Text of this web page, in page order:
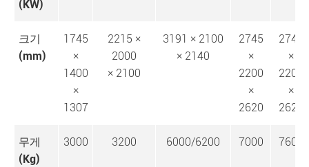
(KW)
크기
(mm)
1745
×
1400
×
1307
2215 ×
2000
× 2100
3191 × 2100
× 2140
2745
×
2200
×
2620
2745
×
2200
×
2620
무게
(Kg)
3000 3200 6000/6200 7000 7600